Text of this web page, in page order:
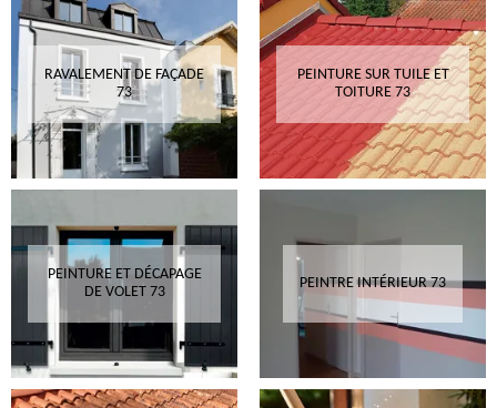
RAVALEMENT DE FAÇADE
73
PEINTURE SUR TUILE ET
TOITURE 73
PEINTURE ET DÉCAPAGE
DE VOLET 73
PEINTRE INTÉRIEUR 73